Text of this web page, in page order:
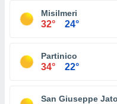
Misilmeri
32° 24°
Partinico
34° 22°
San Giuseppe Jato